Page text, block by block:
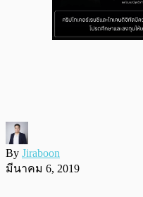
By Jiraboon
มีนาคม 6, 2019